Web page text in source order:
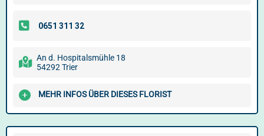
An d. Hospitalsmühle 18
54292 Trier
MEHR INFOS ÜBER DIESES FLORIST